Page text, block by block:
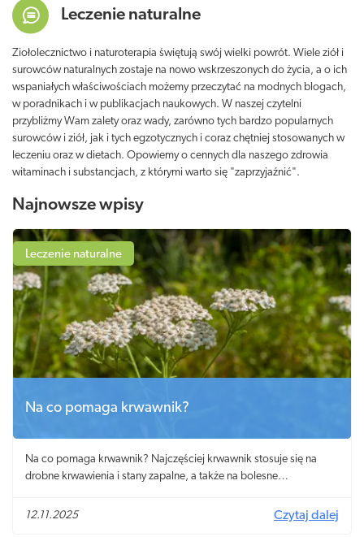
Leczenie naturalne
Ziołolecznictwo i naturoterapia świętują swój wielki powrót. Wiele ziół i
surowców naturalnych zostaje na nowo wskrzeszonych do życia, a o ich
wspaniałych właściwościach możemy przeczytać na modnych blogach,
w poradnikach i w publikacjach naukowych. W naszej czytelni
przybliżmy Wam zalety oraz wady, zarówno tych bardzo popularnych
surowców i ziół, jak i tych egzotycznych i coraz chętniej stosowanych w
leczeniu oraz w dietach. Opowiemy o cennych dla naszego zdrowia
witaminach i substancjach, z którymi warto się "zaprzyjaźnić".
Najnowsze wpisy
Leczenie naturalne
Na co pomaga krwawnik?
Na co pomaga krwawnik? Najczęściej krwawnik stosuje się na
drobne krwawienia i stany zapalne, a także na bolesne
12.11.2025
Czytaj dalej